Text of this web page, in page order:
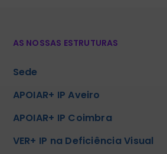
AS NOSSAS ESTRUTURAS
Sede
APOIAR+ IP Aveiro
APOIAR+ IP Coimbra
VER+ IP na Deficiência Visual